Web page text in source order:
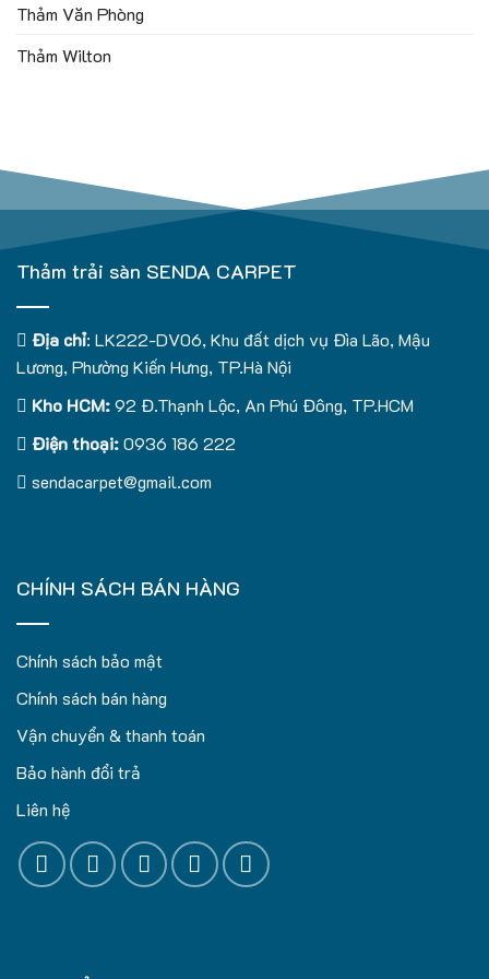
Thảm Văn Phòng
Thảm Wilton
Thảm trải sàn SENDA CARPET
Địa chỉ: LK222-DV06, Khu đất dịch vụ Đìa Lão, Mậu
Lương, Phường Kiến Hưng, TP.Hà Nội
Kho HCM:92 Đ.Thạnh Lộc, An Phú Đông, TP.HCM
Điện thoại:0936 186 222
sendacarpet@gmail.com
CHÍNH SÁCH BÁN HÀNG
Chính sách bảo mật
Chính sách bán hàng
Vận chuyển & thanh toán
Bảo hành đổi trả
Liên hệ